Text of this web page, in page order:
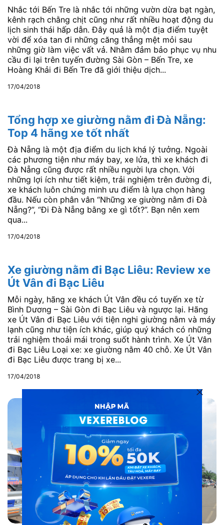
Nhắc tới Bến Tre là nhắc tới những vườn dừa bạt ngàn,
kênh rạch chằng chịt cũng như rất nhiều hoạt động du
lịch sinh thái hấp dẫn. Đây quả là một địa điểm tuyệt
vời để xóa tan đi những căng thẳng mệt mỏi sau
những giờ làm việc vất vả. Nhằm đảm bảo phục vụ nhu
cầu đi lại trên tuyến đường Sài Gòn – Bến Tre, xe
Hoàng Khải đi Bến Tre đã giới thiệu dịch...
17/04/2018
Tổng hợp xe giường nằm đi Đà Nẵng:
Top 4 hãng xe tốt nhất
Đà Nẵng là một địa điểm du lịch khá lý tưởng. Ngoài
các phương tiện như máy bay, xe lửa, thì xe khách đi
Đà Nẵng cũng được rất nhiều người lựa chọn. Với
những lợi ích như tiết kiệm, trải nghiệm trên đường đi,
xe khách luôn chứng minh ưu điểm là lựa chọn hàng
đầu. Nếu còn phân vân “Những xe giường nằm đi Đà
Nẵng?”, “Đi Đà Nẵng bằng xe gì tốt?”. Bạn nên xem
qua...
17/04/2018
Xe giường nằm đi Bạc Liêu: Review xe
Út Vân đi Bạc Liêu
Mỗi ngày, hãng xe khách Út Vân đều có tuyến xe từ
Bình Dương – Sài Gòn đi Bạc Liêu và ngược lại. Hãng
xe Út Vân đi Bạc Liêu với tiện nghi giường nằm và máy
lạnh cũng như tiện ích khác, giúp quý khách có những
trải nghiệm thoải mái trong suốt hành trình. Xe Út Vân
đi Bạc Liêu Loại xe: xe giường nằm 40 chỗ. Xe Út Vân
đi Bạc Liêu được trang bị xe...
17/04/2018